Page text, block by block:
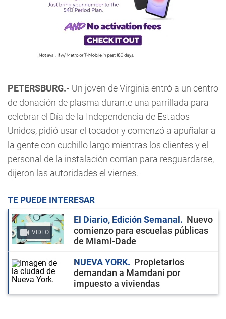
PETERSBURG.- Un joven de Virginia entró a un centro
de donación de plasma durante una parrillada para
celebrar el Día de la Independencia de Estados
Unidos, pidió usar el tocador y comenzó a apuñalar a
la gente con cuchillo largo mientras los clientes y el
personal de la instalación corrían para resguardarse,
dijeron las autoridades el viernes.
TE PUEDE INTERESAR
VIDEO
El Diario, Edición Semanal
Nuevo
comienzo para escuelas públicas
de Miami-Dade
NUEVA YORK
Propietarios
demandan a Mamdani por
impuesto a viviendas